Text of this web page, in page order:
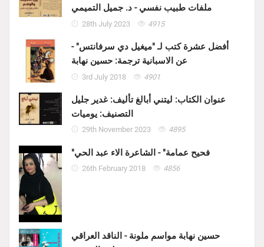
ملفات طبيب نفسي - د. جميل التميمي
28th July 2023 4915
أفضل عشرة كتب لـ "ميغيل دي سرفانتس" -
عن الاسبانية ترجمة: حسين نهابة
3rd July 2018 4901
عنوان الكتاب: ليتني أبالغ تأليف: غدير جليل
التصنيف: يوميات
29th November 2023 4895
"فحيح عمامة" - الشاعرة الاء عبد الحي
26th February 2018 4856
حسين نهابة مواسم ملونة - الناقد العراقي